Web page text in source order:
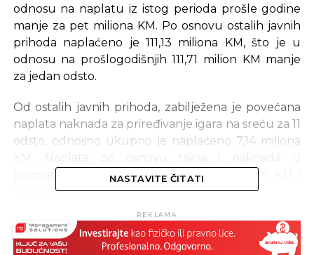
odnosu na naplatu iz istog perioda prošle godine
manje za pet miliona KM. Po osnovu ostalih javnih
prihoda naplaćeno je 111,13 miliona KM, što je u
odnosu na prošlogodišnjih 111,71 milion KM manje
za jedan odsto.
Od ostalih javnih prihoda, zabilježena je povećana
naplata naknada za priređivanje igara na sreću za 11
odsto, odnosno ukupno je naplaćeno 7,14 miliona
posmatranom periodu iznosila je 66,1 milion KM i
veća je za tri odsto.
Manja naplata od 29,57 miliona KM je zabilježena
kod zaostalih obaveza po osnovu indirektnih
NASTAVITE ČITATI
REKLAMA